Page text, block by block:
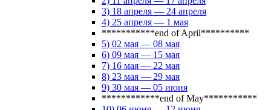
3) 18 апреля — 24 апреля
4) 25 апреля — 1 мая
***********end of April**********
5) 02 мая — 08 мая
6) 09 мая — 15 мая
7) 16 мая — 22 мая
8) 23 мая — 29 мая
9) 30 мая — 05 июня
************end of May***********